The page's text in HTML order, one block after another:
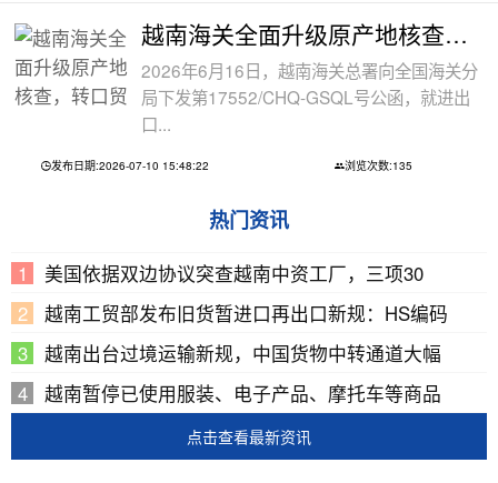
越南海关全面升级原产地核查，转口贸易
2026年6月16日，越南海关总署向全国海关分
局下发第17552/CHQ-GSQL号公函，就进出
口...
发布日期:2026-07-10 15:48:22 浏览次数:135
热门资讯
美国依据双边协议突查越南中资工厂，三项30
越南工贸部发布旧货暂进口再出口新规：HS编码
越南出台过境运输新规，中国货物中转通道大幅
越南暂停已使用服装、电子产品、摩托车等商品
点击查看最新资讯